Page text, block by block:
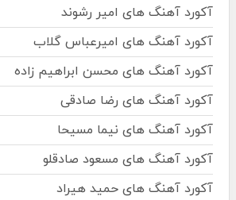
آکورد آهنگ های امیر رشوند
آکورد آهنگ های امیرعباس گلاب
آکورد آهنگ های محسن ابراهیم زاده
آکورد آهنگ های رضا صادقی
آکورد آهنگ های نیما مسیحا
آکورد آهنگ های مسعود صادقلو
آکورد آهنگ های حمید هیراد